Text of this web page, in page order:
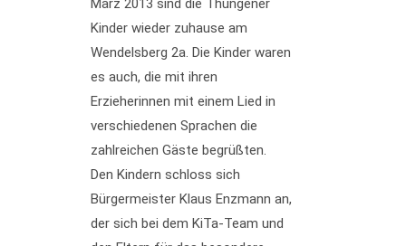
März 2013 sind die Thüngener
Kinder wieder zuhause am
Wendelsberg 2a. Die Kinder waren
es auch, die mit ihren
Erzieherinnen mit einem Lied in
verschiedenen Sprachen die
zahlreichen Gäste begrüßten.
Den Kindern schloss sich
Bürgermeister Klaus Enzmann an,
der sich bei dem KiTa-Team und